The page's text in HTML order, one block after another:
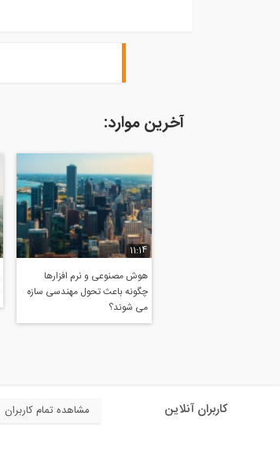
آخرین موارد:
11:14
هوش مصنوعی و نرم افزارها
چگونه باعث تحول مهندسی سازه
می شوند؟
کاربران آنلاین مشاهده تمام کاربران